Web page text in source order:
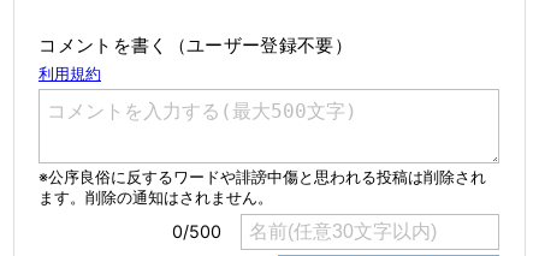
コメントを書く（ユーザー登録不要）